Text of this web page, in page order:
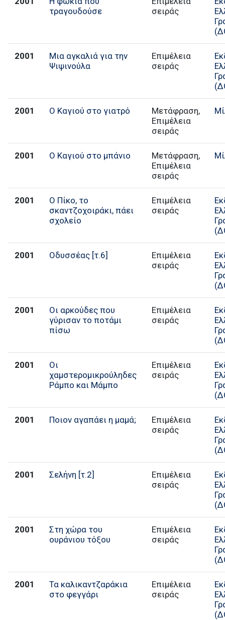
τραγουδούσε
σειράς
2001
Μια αγκαλιά για την
Ψιψινούλα
Επιμέλεια
σειράς
2001 Ο Καγιού στο γιατρό
Μετάφραση,
Επιμέλεια
σειράς
2001 Ο Καγιού στο μπάνιο
Μετάφραση,
Επιμέλεια
σειράς
2001
Ο Πίκο, το
σκαντζοχοιράκι, πάει
σχολείο
Επιμέλεια
σειράς
2001 Οδυσσέας [τ.6]
Επιμέλεια
σειράς
2001
Οι αρκούδες που
γύρισαν το ποτάμι
πίσω
Επιμέλεια
σειράς
2001
Οι
χαμστερομικρούληδες
Ράμπο και Μάμπο
Επιμέλεια
σειράς
2001 Ποιον αγαπάει η μαμά;
Επιμέλεια
σειράς
2001 Σελήνη [τ.2]
Επιμέλεια
σειράς
2001
Στη χώρα του
ουράνιου τόξου
Επιμέλεια
σειράς
2001
Τα καλικαντζαράκια
στο φεγγάρι
Επιμέλεια
σειράς